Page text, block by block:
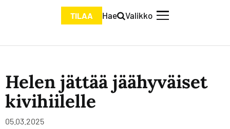
TILAA Hae Valikko
Helen jättää jäähyväiset
kivihiilelle
05.03.2025